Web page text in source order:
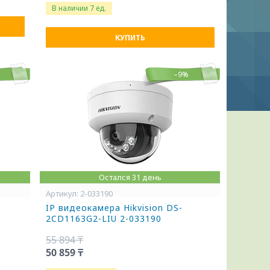
В наличии 7 ед.
КУПИТЬ
–9%
Остался 31 день
2-033190
IP видеокамера Hikvision DS-
2CD1163G2-LIU 2-033190
55 894 ₸
50 859 ₸